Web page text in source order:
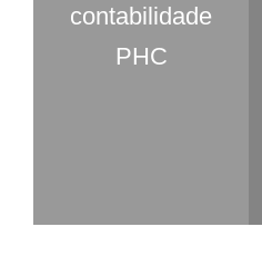
contabilidade
PHC